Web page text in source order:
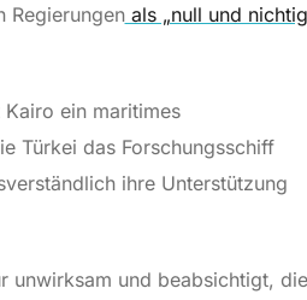
Regierungenals „null und
ein maritimes
Türkei das Forschungsschiff
ihre Unterstützung
unwirksam und beabsichtigt, die